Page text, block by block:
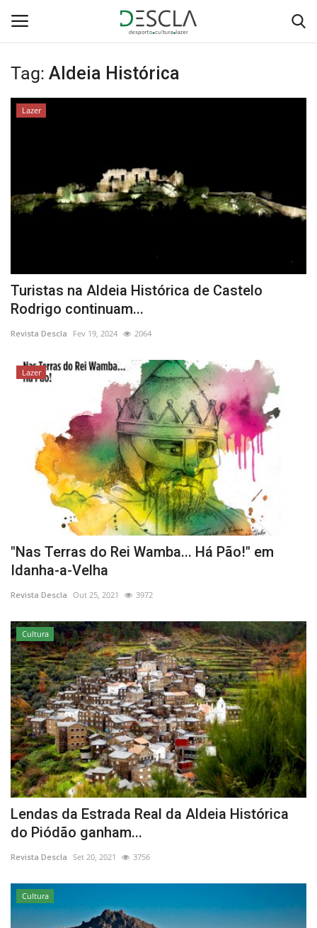
Login Registar
Desporto
Sobre Nós
Educação
Estatuto Editorial
Saúde
Ficha técnica
Cultura
Ambiente
Tag: Aldeia Histórica
Lazer
Turistas na Aldeia Histórica de Castelo
Rodrigo continuam...
Revista Descla Fev 19, 2024 2064
Lazer
"Nas Terras do Rei Wamba... Há Pão!" em
Idanha-a-Velha
Revista Descla Out 25, 2021 3972
Cultura
Lendas da Estrada Real da Aldeia Histórica
do Piódão ganham...
Revista Descla Set 20, 2021 3756
Cultura